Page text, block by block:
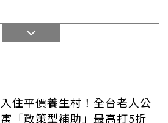
入住平價養生村！全台老人公
寓「政策型補助」最高打5折